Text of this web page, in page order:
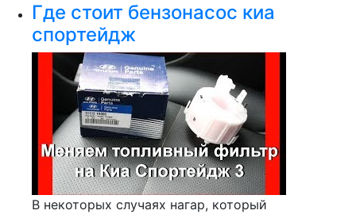
Где стоит бензонасос киа
спортейдж
В некоторых случаях нагар, который